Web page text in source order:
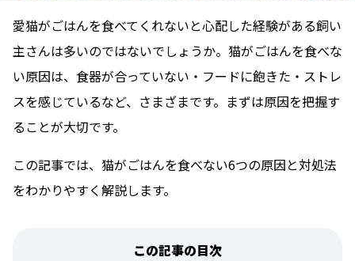
愛猫がごはんを食べてくれないと心配した経験がある飼い
主さんは多いのではないでしょうか。猫がごはんを食べな
い原因は、食器が合っていない・フードに飽きた・ストレ
スを感じているなど、さまざまです。まずは原因を把握す
ることが大切です。
この記事では、猫がごはんを食べない6つの原因と対処法
をわかりやすく解説します。
この記事の目次